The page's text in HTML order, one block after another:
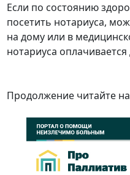
Если по состоянию
посетить нотариуса,
на дому или в
нотариуса
Продолжение читайте